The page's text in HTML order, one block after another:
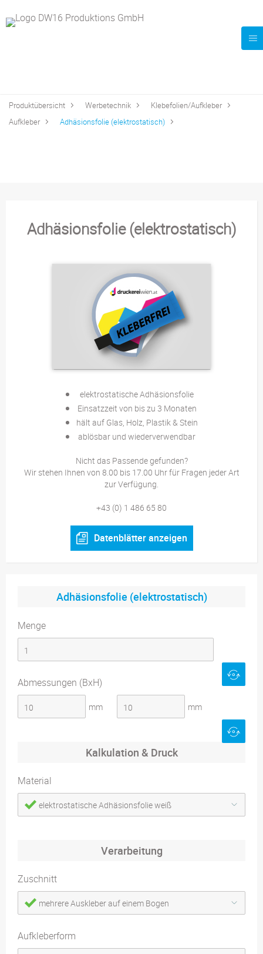
Produktübersicht Werbetechnik
Klebefolien/Aufkleber
Aufkleber
Adhäsionsfolie (elektrostatisch)
Adhäsionsfolie (elektrostatisch)
elektrostatische Adhäsionsfolie
Einsatzzeit von bis zu 3 Monaten
hält auf Glas, Holz, Plastik & Stein
ablösbar und wiederverwendbar
Nicht das Passende gefunden?
Wir stehen Ihnen von 8.00 bis 17.00 Uhr für Fragen jeder Art
zur Verfügung.
+43 (0) 1 486 65 80
Datenblätter anzeigen
Adhäsionsfolie (elektrostatisch)
Menge
Abmessungen (BxH)
mm mm
Kalkulation & Druck
Material
elektrostatische Adhäsionsfolie weiß
Verarbeitung
Zuschnitt
mehrere Auskleber auf einem Bogen
Aufkleberform